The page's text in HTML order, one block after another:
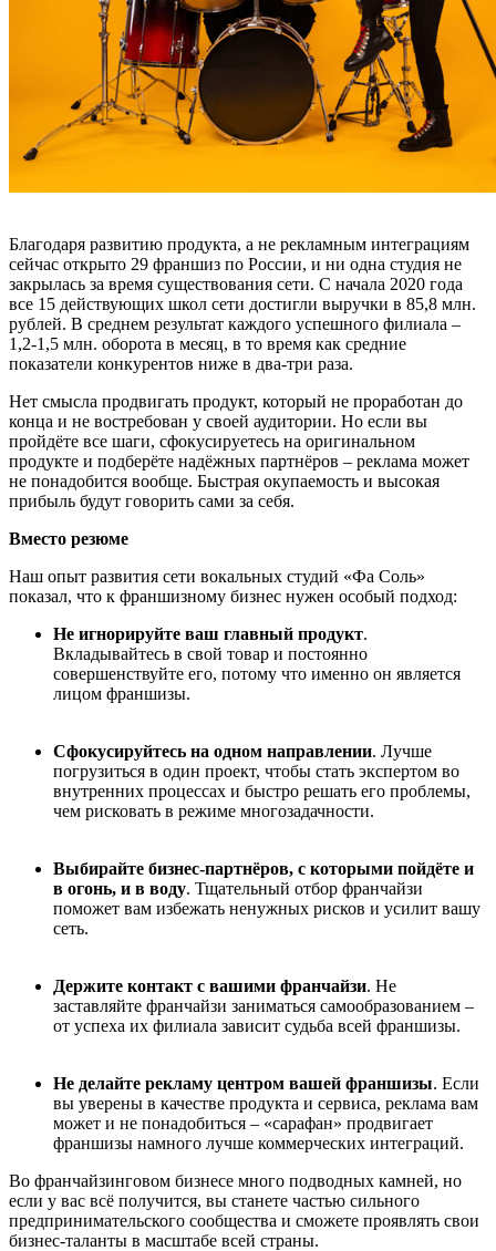
Благодаря развитию продукта, а не рекламным интеграциям
сейчас открыто 29 франшиз по России, и ни одна студия не
закрылась за время существования сети. С начала 2020 года
все 15 действующих школ сети достигли выручки в 85,8 млн.
рублей. В среднем результат каждого успешного филиала –
1,2-1,5 млн. оборота в месяц, в то время как средние
показатели конкурентов ниже в два-три раза.
Нет смысла продвигать продукт, который не проработан до
конца и не востребован у своей аудитории. Но если вы
пройдёте все шаги, сфокусируетесь на оригинальном
продукте и подберёте надёжных партнёров – реклама может
не понадобится вообще. Быстрая окупаемость и высокая
прибыль будут говорить сами за себя.
Вместо резюме
Наш опыт развития сети вокальных студий «Фа Соль»
показал, что к франшизному бизнес нужен особый подход:
Не игнорируйте ваш главный продукт.
Вкладывайтесь в свой товар и постоянно
совершенствуйте его, потому что именно он является
лицом франшизы.
Сфокусируйтесь на одном направлении. Лучше
погрузиться в один проект, чтобы стать экспертом во
внутренних процессах и быстро решать его проблемы,
чем рисковать в режиме многозадачности.
Выбирайте бизнес-партнёров, с которыми пойдёте и
в огонь, и в воду. Тщательный отбор франчайзи
поможет вам избежать ненужных рисков и усилит вашу
сеть.
Держите контакт с вашими франчайзи. Не
заставляйте франчайзи заниматься самообразованием –
от успеха их филиала зависит судьба всей франшизы.
Не делайте рекламу центром вашей франшизы. Если
вы уверены в качестве продукта и сервиса, реклама вам
может и не понадобиться – «сарафан» продвигает
франшизы намного лучше коммерческих интеграций.
Во франчайзинговом бизнесе много подводных камней, но
если у вас всё получится, вы станете частью сильного
предпринимательского сообщества и сможете проявлять свои
бизнес-таланты в масштабе всей страны.